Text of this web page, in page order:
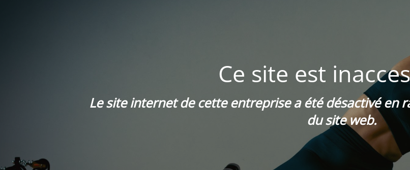
Ce site est
Le site internet de cette entreprise a été désactivé en
du site web.